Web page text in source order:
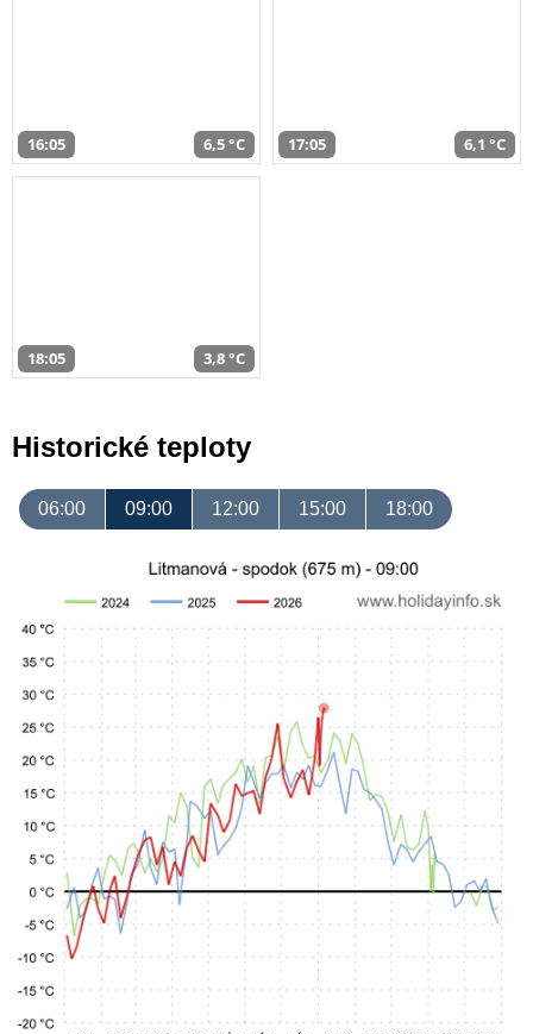
16:05 6,5 °C 17:05 6,1 °C
18:05 3,8 °C
Historické teploty
06:00 09:00 12:00 15:00 18:00